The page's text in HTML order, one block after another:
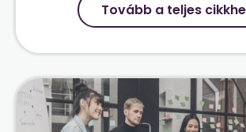
Tovább a teljes